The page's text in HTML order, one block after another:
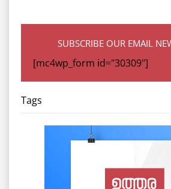
SUBSCRIBE OUR EMAIL
[mc4wp_form id="30309"]
Tags